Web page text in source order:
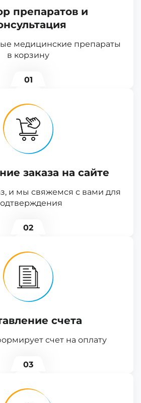
препаратов и
медицинские препараты
в корзину
01
заказа на сайте
и мы свяжемся с вами для
02
счета
счет на оплату
03